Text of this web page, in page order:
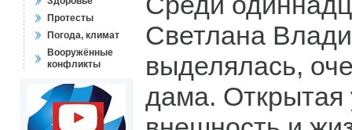
Протесты
Погода, климат
Вооружённые
конфликты
Светлана
выделялась,
дама. Открытая